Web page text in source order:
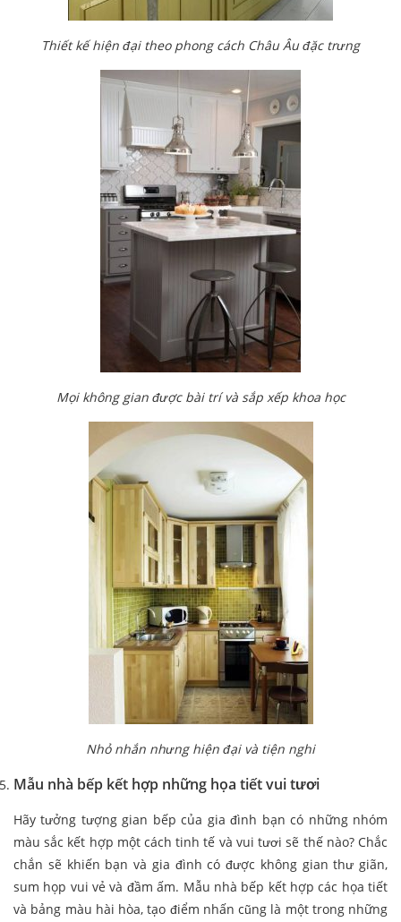
Thiết kế hiện đại theo phong cách Châu Âu đặc trưng
Mọi không gian được bài trí và sắp xếp khoa học
Nhỏ nhắn nhưng hiện đại và tiện nghi
Mẫu nhà bếp kết hợp những họa tiết vui tươi
Hãy tưởng tượng gian bếp của gia đình bạn có những nhóm
màu sắc kết hợp một cách tinh tế và vui tươi sẽ thế nào? Chắc
chắn sẽ khiến bạn và gia đình có được không gian thư giãn,
sum họp vui vẻ và đầm ấm. Mẫu nhà bếp kết hợp các họa tiết
và bảng màu hài hòa, tạo điểm nhấn cũng là một trong những